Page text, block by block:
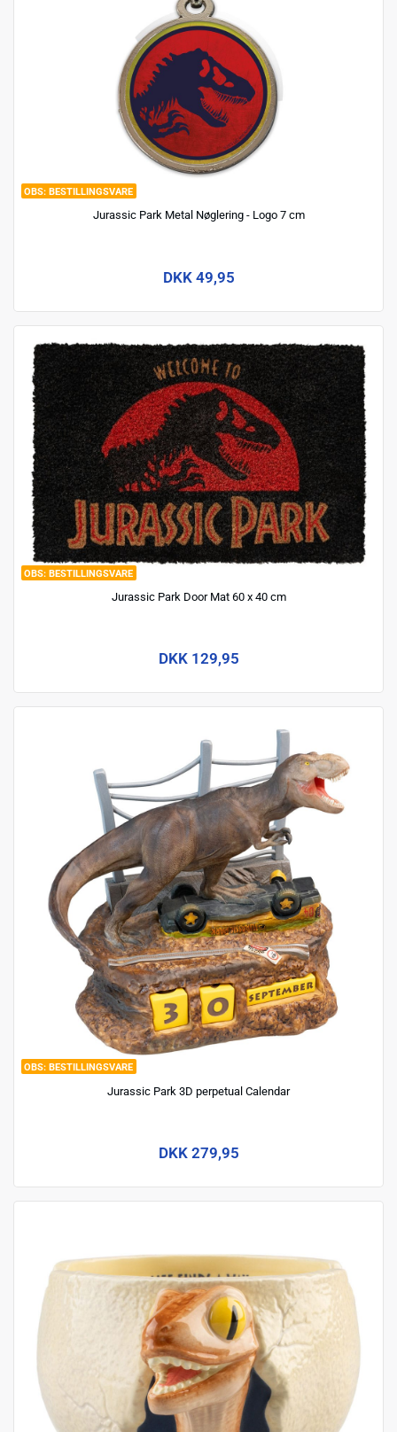
BESTILLINGSVARE
Jurassic Park Metal Nøglering - Logo 7 cm
DKK 49,95
BESTILLINGSVARE
Jurassic Park Door Mat 60 x 40 cm
DKK 129,95
BESTILLINGSVARE
Jurassic Park 3D perpetual Calendar
DKK 279,95